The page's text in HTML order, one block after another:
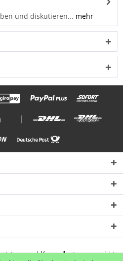
und diskutieren... mehr
|
zzgl.Versandkosten, wenn nicht